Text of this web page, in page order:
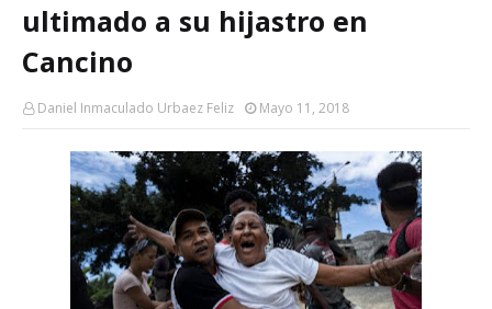
ultimado a su hijastro en
Cancino
Daniel Inmaculado Urbaez Feliz Mayo 11, 2018